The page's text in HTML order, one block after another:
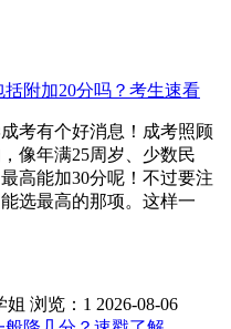
附加20分吗？考生速看
有个好消息！成考照顾
像年满25周岁、少数民
高能加30分呢！不过要注
选最高的那项。这样一
姐 浏览：1 2026-08-06